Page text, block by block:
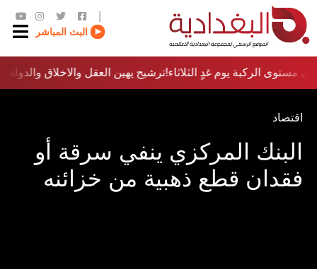
البث المباشر
ترشيح يهين العقل والاخلاق والدولة…؟!مستوى الركبة يوم غدٍ الثلاثاء
اقتصاد
البنك المركزي ينفي سرقة أو
فقدان قطع ذهبية من خزائنه